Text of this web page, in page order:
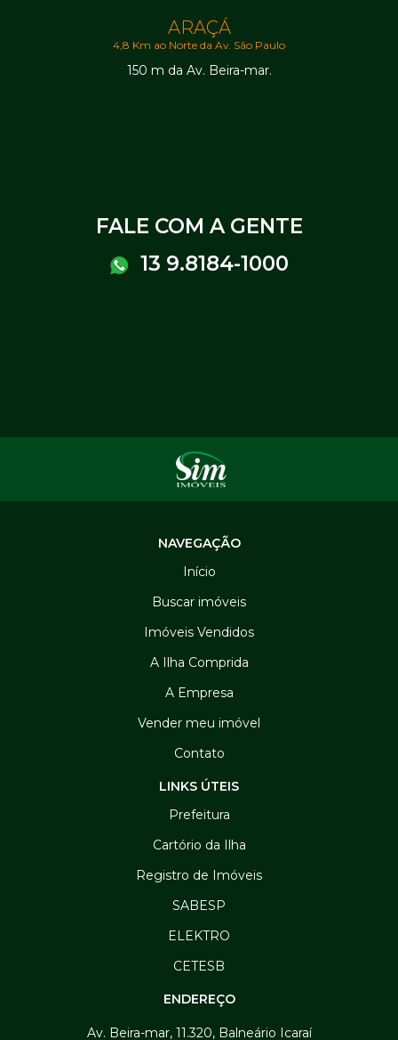
ARAÇÁ
4,8 Km ao Norte da Av. São Paulo
150 m da Av. Beira-mar.
FALE COM A GENTE
13 9.8184-1000
NAVEGAÇÃO
Início
Buscar imóveis
Imóveis Vendidos
A Ilha Comprida
A Empresa
Vender meu imóvel
Contato
LINKS ÚTEIS
Prefeitura
Cartório da Ilha
Registro de Imóveis
SABESP
ELEKTRO
CETESB
ENDEREÇO
Av. Beira-mar, 11.320, Balneário Icaraí